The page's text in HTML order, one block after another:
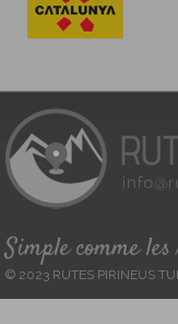
Simple comme
© 2023 RUTES PIRINEUS